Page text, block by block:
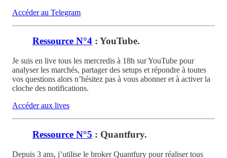
Accéder au Telegram
Ressource N°4 : YouTube.
Je suis en live tous les mercredis à 18h sur YouTube pour
analyser les marchés, partager des setups et répondre à toutes
vos questions alors n’hésitez pas à vous abonner et à activer la
cloche des notifications.
Accéder aux lives
Ressource N°5 : Quantfury.
Depuis 3 ans, j’utilise le broker Quantfury pour réaliser tous